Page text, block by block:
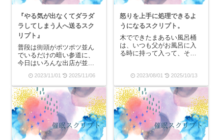
『やる気が出なくてダラダ
ラしてしまう人へ送るスク
リプト』
普段は街頭がポツポツ並ん
でいるだけの暗い参道に、
今日はいろんな出店が並ん
社までの長い石段が彩られ
ています。太陽が沈んでま
わりが暗くなってきた頃、
石畳には赤や黄色の光が反
射して、あたりはガヤガヤ
と騒がしくなってきまし
た...
2023/11/01 2025/11/06
怒りを上手に処理できるよ
うになるスクリプト。
木でできたまあるい風呂桶
は、いつも父がお風呂に入
る時に持って入って、そし
扉の裏に立て掛けられてい
ます。だから、強い風が吹
くたびに、風呂桶は勝手口
の裏でカタカタカタと揺れ
る音を鳴らすのです。そ
う...
2023/08/01 2025/10/13